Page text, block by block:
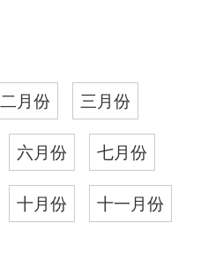
二月份 三月份
六月份 七月份
十月份 十一月份